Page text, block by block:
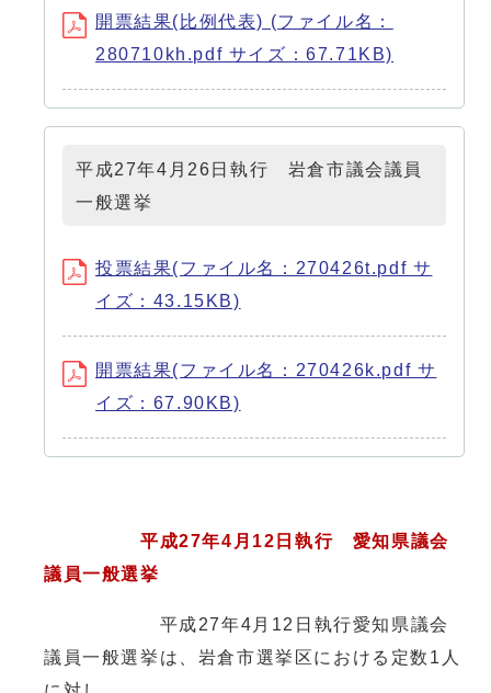
開票結果(比例代表) (ファイル名：
280710kh.pdf サイズ：67.71KB)
平成27年4月26日執行 岩倉市議会議員
一般選挙
投票結果(ファイル名：270426t.pdf サ
イズ：43.15KB)
開票結果(ファイル名：270426k.pdf サ
イズ：67.90KB)
平成27年4月12日執行 愛知県議会
議員一般選挙
平成27年4月12日執行愛知県議会
議員一般選挙は、岩倉市選挙区における定数1人